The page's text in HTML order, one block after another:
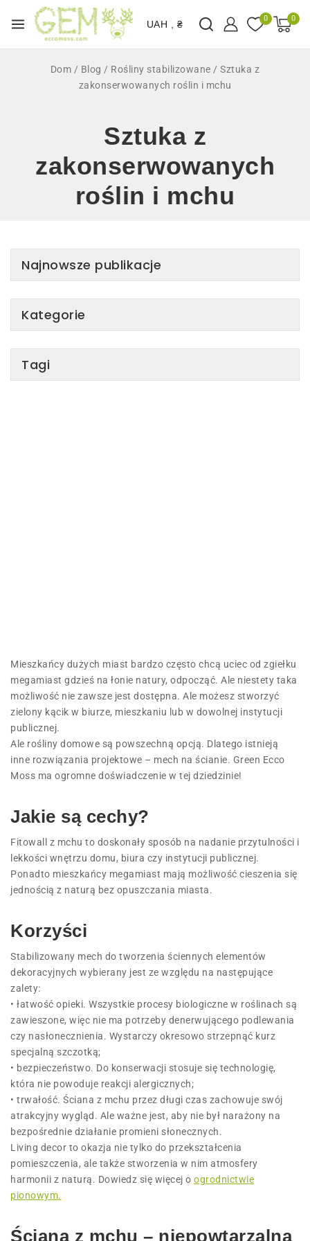
UAH , ₴
0 0
Dom / Blog / Rośliny stabilizowane /Sztuka z
zakonserwowanych roślin i mchu
Sztuka z
zakonserwowanych
roślin i mchu
Mieszkańcy dużych miast bardzo często chcą uciec od zgiełku
megamiast gdzieś na łonie natury, odpocząć. Ale niestety taka
możliwość nie zawsze jest dostępna. Ale możesz stworzyć
zielony kącik w biurze, mieszkaniu lub w dowolnej instytucji
publicznej.
Ale rośliny domowe są powszechną opcją. Dlatego istnieją
inne rozwiązania projektowe – mech na ścianie. Green Ecco
Moss ma ogromne doświadczenie w tej dziedzinie!
Jakie są cechy?
Fitowall z mchu to doskonały sposób na nadanie przytulności i
lekkości wnętrzu domu, biura czy instytucji publicznej.
Ponadto mieszkańcy megamiast mają możliwość cieszenia się
jednością z naturą bez opuszczania miasta.
Korzyści
Stabilizowany mech do tworzenia ściennych elementów
dekoracyjnych wybierany jest ze względu na następujące
zalety:
• łatwość opieki. Wszystkie procesy biologiczne w roślinach są
zawieszone, więc nie ma potrzeby denerwującego podlewania
czy nasłonecznienia. Wystarczy okresowo strzepnąć kurz
specjalną szczotką;
• bezpieczeństwo. Do konserwacji stosuje się technologię,
która nie powoduje reakcji alergicznych;
• trwałość. Ściana z mchu przez długi czas zachowuje swój
atrakcyjny wygląd. Ale ważne jest, aby nie był narażony na
bezpośrednie działanie promieni słonecznych.
Living decor to okazja nie tylko do przekształcenia
pomieszczenia, ale także stworzenia w nim atmosfery
harmonii z naturą. Dowiedz się więcej o ogrodnictwie
pionowym.
Ściana z mchu – niepowtarzalna
Najnowsze publikacje
Kategorie
Tagi